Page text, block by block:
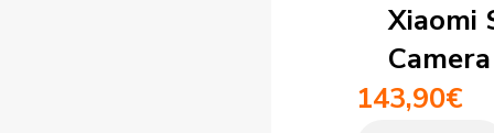
Xiaomi
143,90€